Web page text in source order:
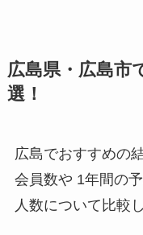
広島県・広島市
選！
広島でおすすめの
会員数や 1年間の
人数について比較